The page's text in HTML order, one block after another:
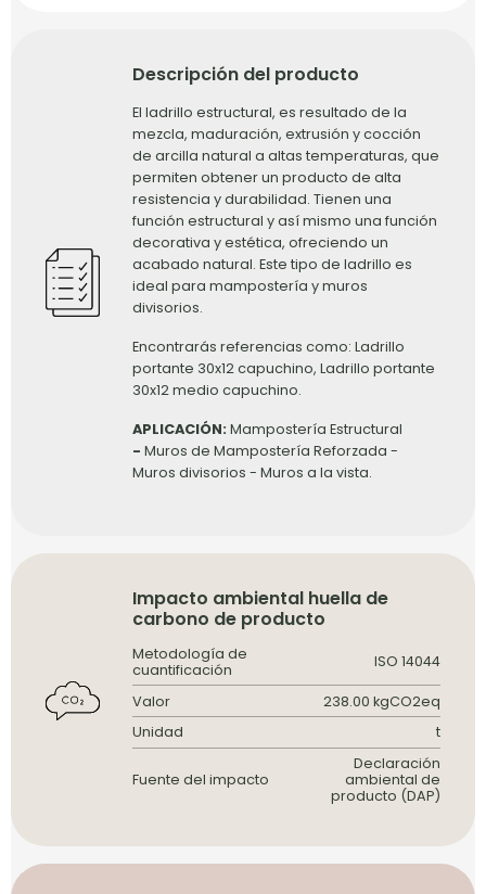
Descripción del producto
El ladrillo estructural, es resultado de la
mezcla, maduración, extrusión y cocción
de arcilla natural a altas temperaturas, que
permiten obtener un producto de alta
resistencia y durabilidad. Tienen una
función estructural y así mismo una función
decorativa y estética, ofreciendo un
acabado natural. Este tipo de ladrillo es
ideal para mampostería y muros
divisorios.
Encontrarás referencias como: Ladrillo
portante 30x12 capuchino, Ladrillo portante
30x12 medio capuchino.
APLICACIÓN: Mampostería Estructural
- Muros de Mampostería Reforzada -
Muros divisorios - Muros a la vista.
Impacto ambiental huella de
carbono de producto
Metodología de
cuantificación
ISO 14044
Valor
238.00 kgCO2eq
Unidad
t
Fuente del impacto
Declaración
ambiental de
producto (DAP)